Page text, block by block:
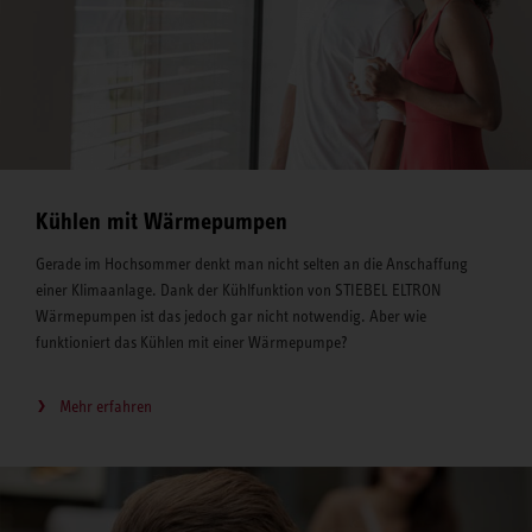
Kühlen mit Wärmepumpen
Gerade im Hochsommer denkt man nicht selten an die Anschaffung
einer Klimaanlage. Dank der Kühlfunktion von STIEBEL ELTRON
Wärmepumpen ist das jedoch gar nicht notwendig. Aber wie
funktioniert das Kühlen mit einer Wärmepumpe?
Mehr erfahren